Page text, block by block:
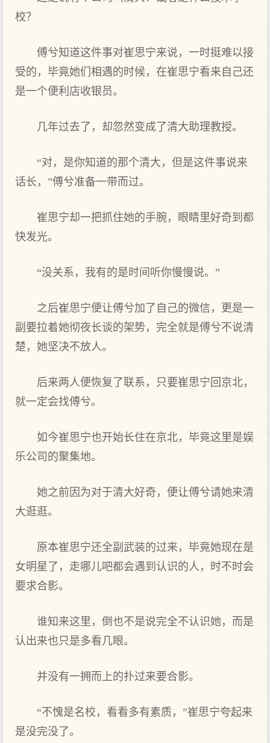
校？
傅兮知道这件事对崔思宁来说，一时挺难以接
受的，毕竟她们相遇的时候，在崔思宁看来自己还
是一个便利店收银员。
几年过去了，却忽然变成了清大助理教授。
“对，是你知道的那个清大，但是这件事说来
话长，”傅兮准备一带而过。
崔思宁却一把抓住她的手腕，眼睛里好奇到都
快发光。
“没关系，我有的是时间听你慢慢说。”
之后崔思宁便让傅兮加了自己的微信，更是一
副要拉着她彻夜长谈的架势，完全就是傅兮不说清
楚，她坚决不放人。
后来两人便恢复了联系，只要崔思宁回京北，
就一定会找傅兮。
如今崔思宁也开始长住在京北，毕竟这里是娱
乐公司的聚集地。
她之前因为对于清大好奇，便让傅兮请她来清
大逛逛。
原本崔思宁还全副武装的过来，毕竟她现在是
女明星了，走哪儿吧都会遇到认识的人，时不时会
要求合影。
谁知来这里，倒也不是说完全不认识她，而是
认出来也只是多看几眼。
并没有一拥而上的扑过来要合影。
“不愧是名校，看看多有素质，”崔思宁夸起来
是没完没了。